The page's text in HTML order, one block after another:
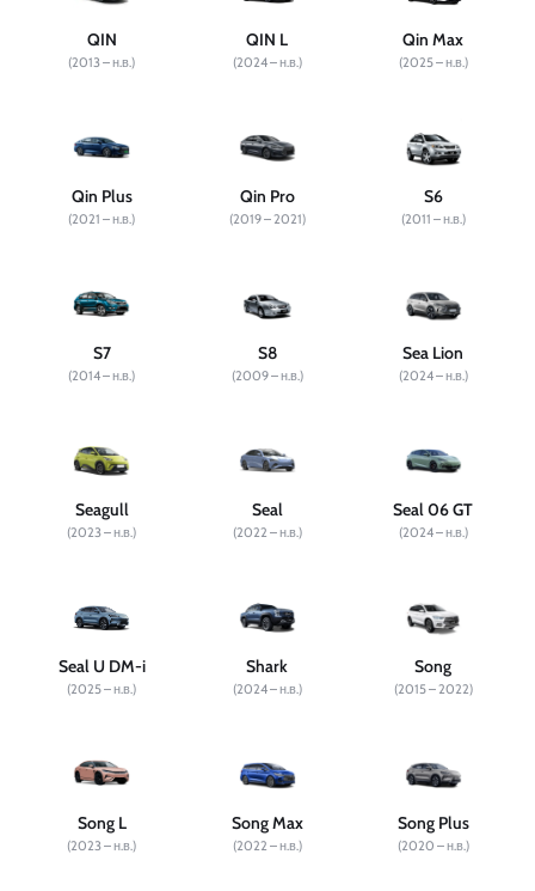
QIN
(2013 – н.в.)
QIN L
(2024 – н.в.)
Qin Max
(2025 – н.в.)
Qin Plus
(2021 – н.в.)
Qin Pro
(2019 – 2021)
S6
(2011 – н.в.)
S7
(2014 – н.в.)
S8
(2009 – н.в.)
Sea Lion
(2024 – н.в.)
Seagull
(2023 – н.в.)
Seal
(2022 – н.в.)
Seal 06 GT
(2024 – н.в.)
Seal U DM-i
(2025 – н.в.)
Shark
(2024 – н.в.)
Song
(2015 – 2022)
Song L
(2023 – н.в.)
Song Max
(2022 – н.в.)
Song Plus
(2020 – н.в.)